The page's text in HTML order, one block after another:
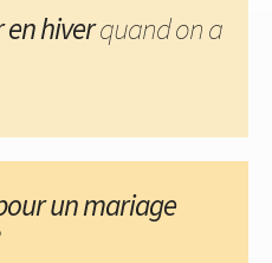
en hiverquand on a
un mariage